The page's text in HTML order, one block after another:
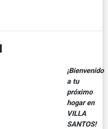
¡Bienvenido
a tu
próximo
hogar en
VILLA
SANTOS!